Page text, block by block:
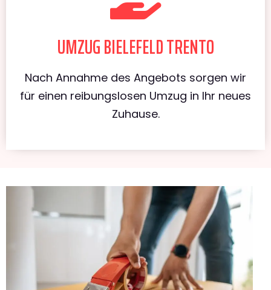
UMZUG BIELEFELD TRENTO
Nach Annahme des Angebots sorgen wir
für einen reibungslosen Umzug in Ihr neues
Zuhause.